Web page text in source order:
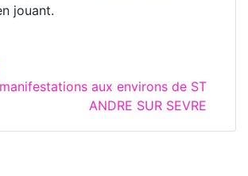
jouant.
aux environs de ST
ANDRE SUR SEVRE